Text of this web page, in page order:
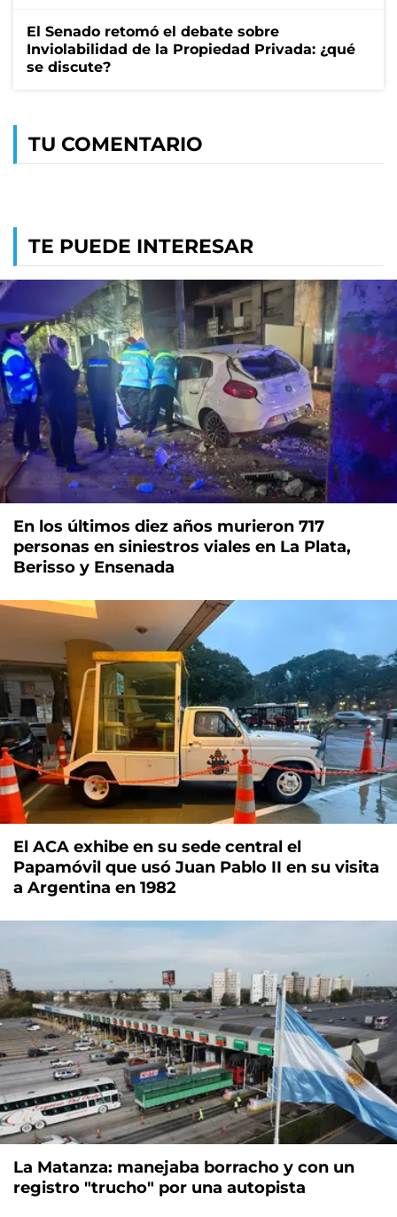
El Senado retomó el debate sobre
Inviolabilidad de la Propiedad Privada: ¿qué
se discute?
TU COMENTARIO
TE PUEDE INTERESAR
En los últimos diez años murieron 717
personas en siniestros viales en La Plata,
Berisso y Ensenada
El ACA exhibe en su sede central el
Papamóvil que usó Juan Pablo II en su visita
a Argentina en 1982
La Matanza: manejaba borracho y con un
registro "trucho" por una autopista